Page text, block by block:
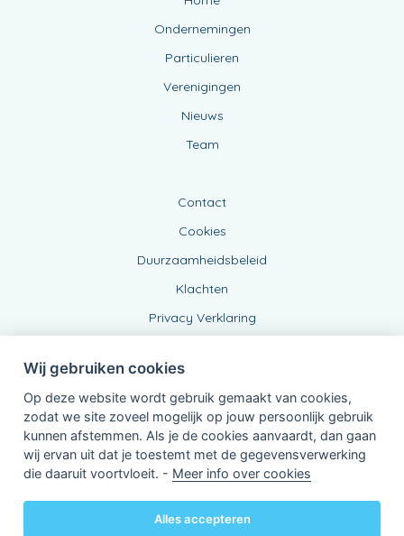
Ondernemingen
Particulieren
Verenigingen
Nieuws
Team
Contact
Cookies
Duurzaamheidsbeleid
Klachten
Privacy Verklaring
Verbonden Agent, BE0457945809
van KBC Verzekeringen nv
3000 Leuven - Belgie
BTW BE 0403.552.563 - RPR Leuven
Wij gebruiken cookies
Op deze website wordt gebruik gemaakt van cookies,
zodat we site zoveel mogelijk op jouw persoonlijk gebruik
kunnen afstemmen. Als je de cookies aanvaardt, dan gaan
wij ervan uit dat je toestemt met de gegevensverwerking
die daaruit voortvloeit. - Meer info over cookies
Alles accepteren